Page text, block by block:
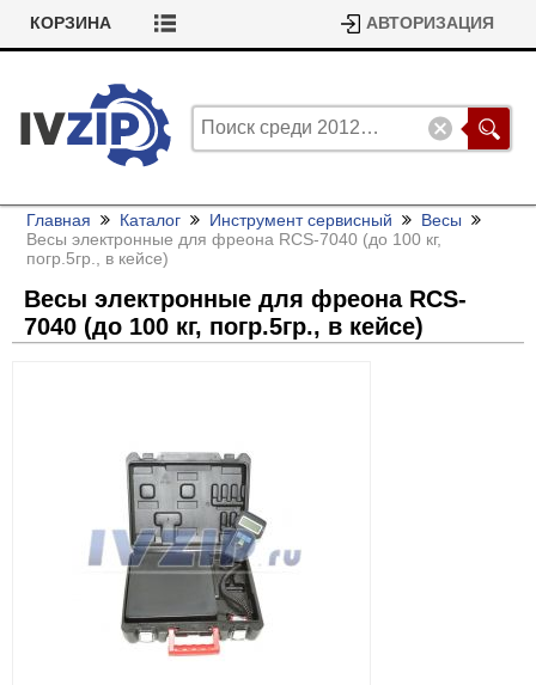
КОРЗИНА АВТОРИЗАЦИЯ
Главная Каталог Инструмент сервисный
Весы
Весы электронные для фреона RCS-7040 (до 100 кг,
погр.5гр., в кейсе)
Весы электронные для фреона RCS-
7040 (до 100 кг, погр.5гр., в кейсе)